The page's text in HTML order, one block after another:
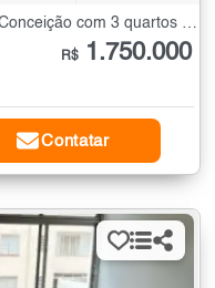
Apartamento à Venda na Vila Nova Conceição com 3 quartos - 102 m²
R$ 1.750.000
Contatar